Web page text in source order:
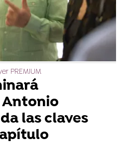
PREMIUM
Antonio
las claves